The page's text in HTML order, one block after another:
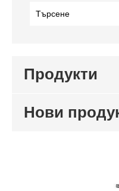
Продукти
Нови